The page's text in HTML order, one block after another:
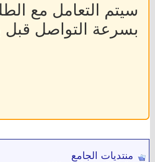
سيتم التعامل مع
بسرعة التواصل قبل
منتديات الجامع